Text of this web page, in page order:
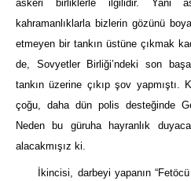
askeri birliklerle ilgilidir. Yani
kahramanlıklarla bizlerin gözünü
etmeyen bir tankın üstüne çıkmak
de, Sovyetler Birliği’ndeki son
tankın üzerine çıkıp şov yapmıştı.
çoğu, daha dün polis desteğinde
Neden bu güruha hayranlık
alacakmışız ki.
İkincisi, darbeyi yapanın